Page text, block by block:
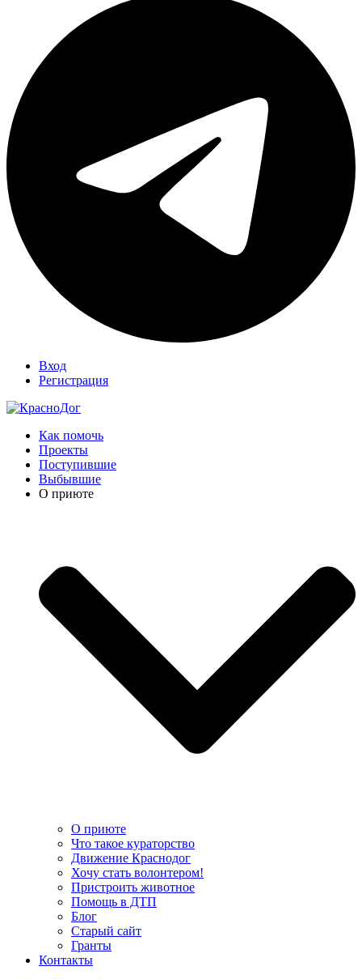
Вход
Регистрация
Как помочь
Проекты
Поступившие
Выбывшие
О приюте
О приюте
Что такое кураторство
Движение Краснодог
Хочу стать волонтером!
Пристроить животное
Помощь в ДТП
Блог
Старый сайт
Гранты
Контакты